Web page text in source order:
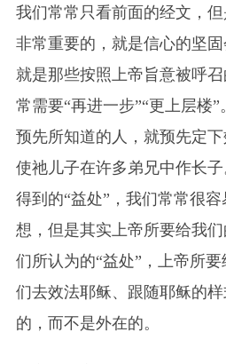
我们常常只看前面的经文，
非常重要的，就是信心的坚固
就是那些按照上帝旨意被呼
常需要“再进一步”“更上层楼
预先所知道的人，就预先定下
使祂儿子在许多弟兄中作长
得到的“益处”，我们常常很
想，但是其实上帝所要给我
们所认为的“益处”，上帝所
们去效法耶稣、跟随耶稣的
的，而不是外在的。